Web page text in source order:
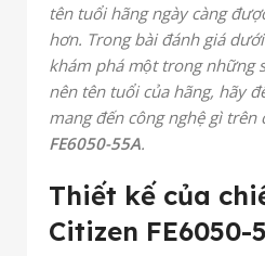
tên tuổi hãng ngày càng
hơn. Trong bài đánh giá
khám phá một trong những
nên tên tuổi của hãng, hãy
mang đến công nghệ gì trên
FE6050-55A.
Thiết kế của
Citizen FE6050-